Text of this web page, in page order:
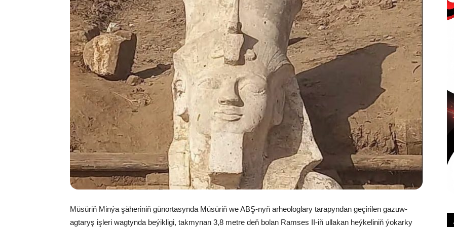
Müsüriň Minýa şäheriniň günortasynda Müsüriň we ABŞ-nyň arheologlary tarapyndan geçirilen gazuw-
agtaryş işleri wagtynda beýikligi, takmynan 3,8 metre deň bolan Ramses II-iň ullakan heýkeliniň ýokarky